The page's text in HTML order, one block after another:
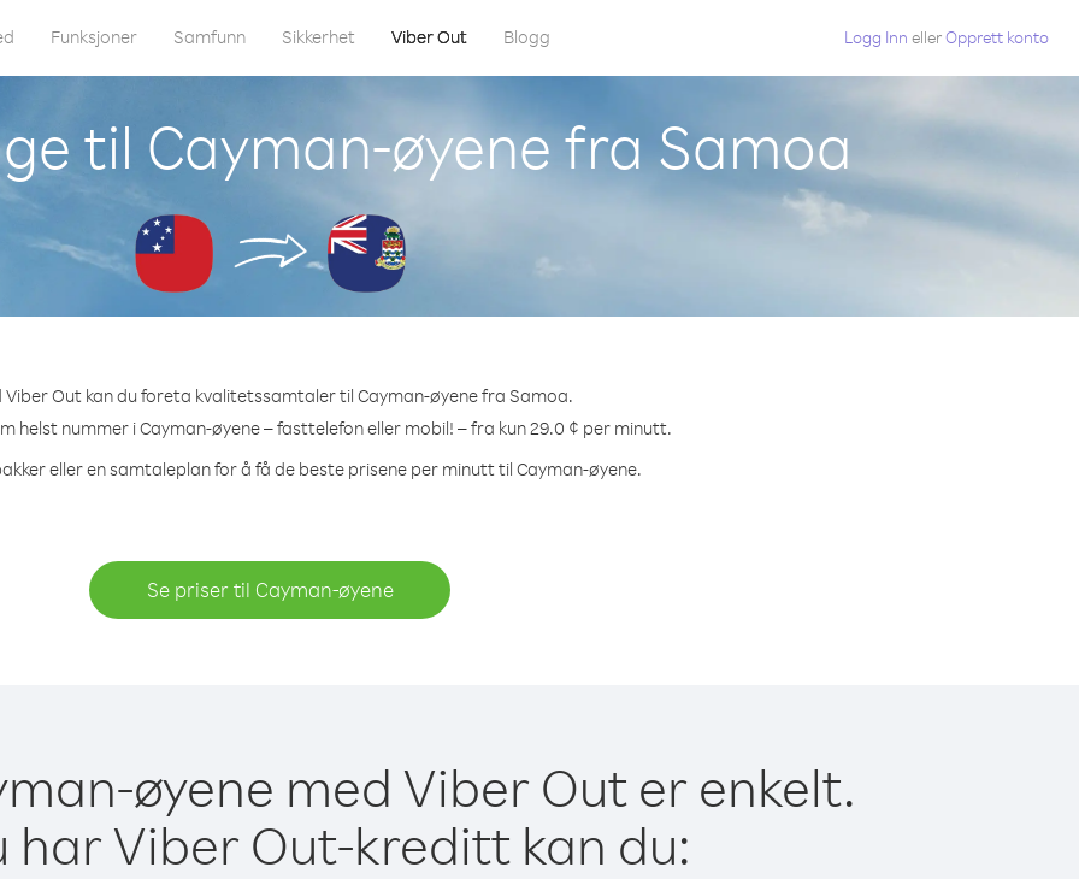
Funksjoner Samfunn Sikkerhet Viber Out Blogg Logg Inn ellerOpprett konto
til Cayman-øyene fra Samoa
Viber Out kan du foreta kvalitetssamtaler til Cayman-øyene fra Samoa.
helst nummer i Cayman-øyene – fasttelefon eller mobil! – fra kun 29.0 ¢ per minutt.
eller en samtaleplan for å få de beste prisene per minutt til Cayman-øyene.
Se priser til Cayman-øyene
øyene med Viber Out er enkelt.
har Viber Out-kreditt kan du: